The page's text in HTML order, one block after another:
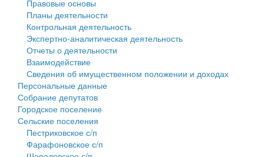
Городское поселение
Сельские поселения
Правовые основы
Планы деятельности
Контрольная деятельность
Экспертно-аналитическая деятельность
Отчеты о деятельности
Взаимодействие
Сведения об имущественном положении и доходах
Персональные данные
Собрание депутатов
Городское поселение
Сельские поселения
Пестриковское с/п
Фарафоновское с/п